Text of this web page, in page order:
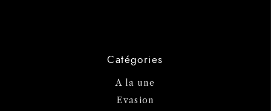
Catégories
A la une
Evasion